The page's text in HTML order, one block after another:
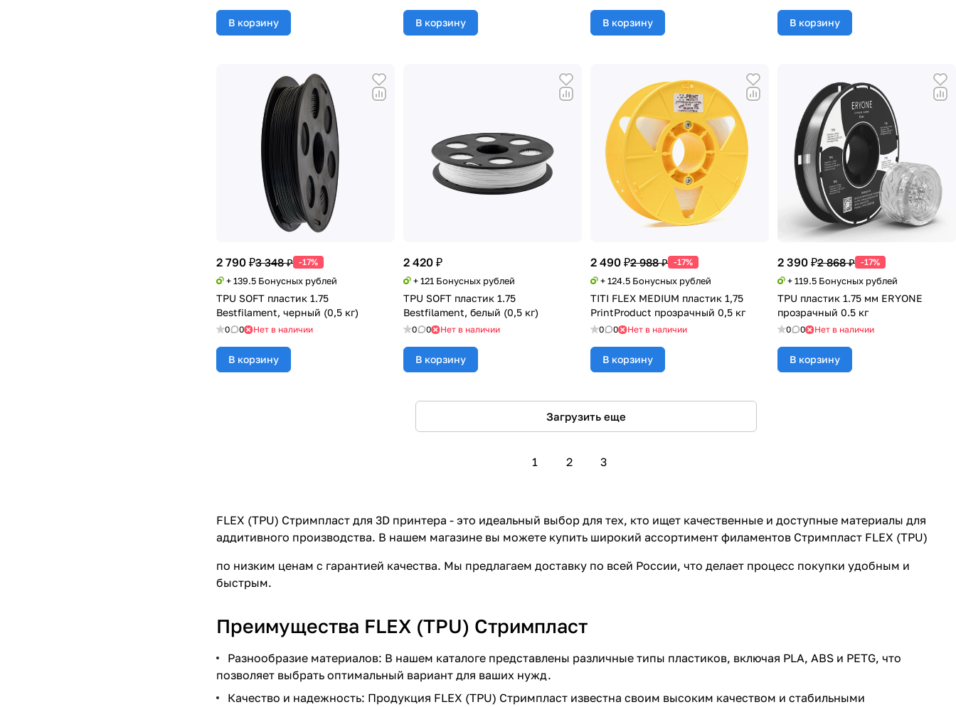
В корзину В корзину В корзину В корзину
2 790 ₽3 348 ₽ -17%
+ 139.5 Бонусных рублей
TPU SOFT пластик 1.75
Bestfilament, черный (0,5 кг)
0 0 Нет в наличии
В корзину
2 420 ₽
+ 121 Бонусных рублей
TPU SOFT пластик 1.75
Bestfilament, белый (0,5 кг)
0 0 Нет в наличии
В корзину
2 490 ₽2 988 ₽ -17%
+ 124.5 Бонусных рублей
TITI FLEX MEDIUM пластик 1,75
PrintProduct прозрачный 0,5 кг
0 0 Нет в наличии
В корзину
2 390 ₽2 868 ₽ -17%
+ 119.5 Бонусных рублей
TPU пластик 1.75 мм ERYONE
прозрачный 0.5 кг
0 0 Нет в наличии
В корзину
Загрузить еще
1 2 3
FLEX (TPU) Стримпласт для 3D принтера - это идеальный выбор для тех, кто ищет качественные и доступные материалы для
аддитивного производства. В нашем магазине вы можете купить широкий ассортимент филаментов Стримпласт FLEX (TPU)
по низким ценам с гарантией качества. Мы предлагаем доставку по всей России, что делает процесс покупки удобным и
быстрым.
Преимущества FLEX (TPU) Стримпласт
Разнообразие материалов: В нашем каталоге представлены различные типы пластиков, включая PLA, ABS и PETG, что
позволяет выбрать оптимальный вариант для ваших нужд.
Качество и надежность: Продукция FLEX (TPU) Стримпласт известна своим высоким качеством и стабильными